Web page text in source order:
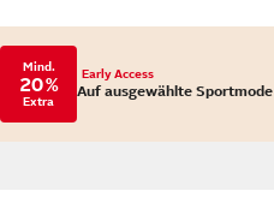
Mind.
20 %
Extra
Early Access
Auf ausgewählte Sportmode